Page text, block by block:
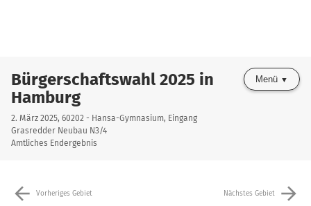
Bürgerschaftswahl 2025 in
Hamburg
2. März 2025, 60202 - Hansa-Gymnasium, Eingang
Grasredder Neubau N3/4
Amtliches Endergebnis
Menü
arrow_back Vorheriges Gebiet Nächstes Gebiet arrow_forward